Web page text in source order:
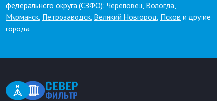
федерального округа (СЗФО): Череповец, Вологда,
Мурманск, Петрозаводск, Великий Новгород, Псков и другие
города